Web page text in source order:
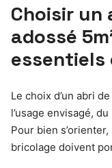
Choisir un
adossé
essentiels
Le choix d’un abri
l’usage envisagé,
Pour bien
bricolage doivent